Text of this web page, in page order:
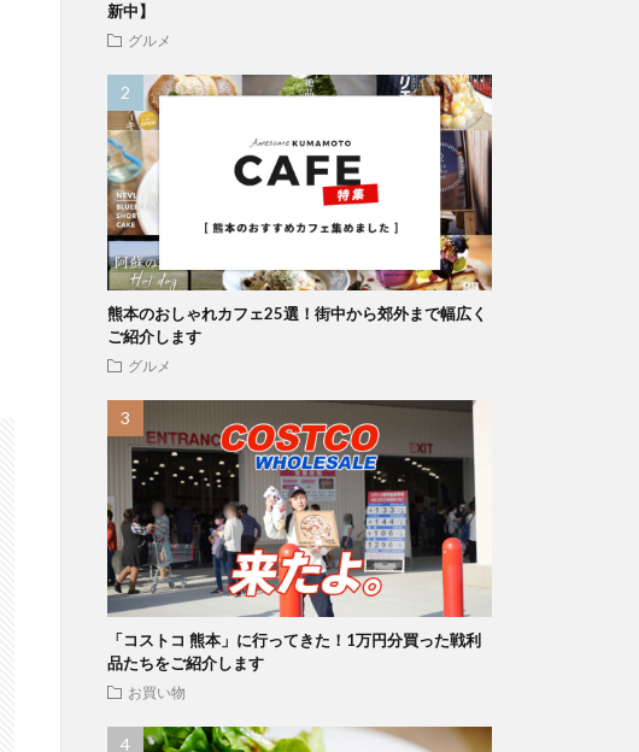
新中】
グルメ
熊本のおしゃれカフェ25選！街中から郊外まで幅広く
ご紹介します
グルメ
「コストコ 熊本」に行ってきた！1万円分買った戦利
品たちをご紹介します
お買い物